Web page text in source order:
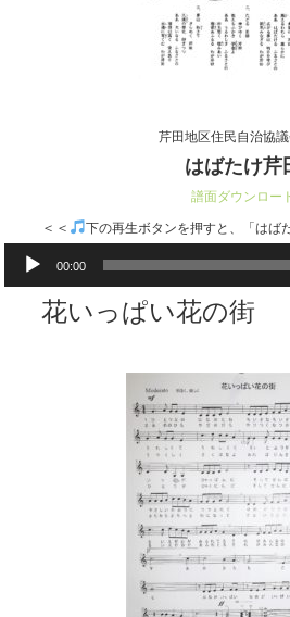
芹田地区住民自治協
はばたけ芹
譜面ダウンロー
＜＜ 下の再生ボタンを押すと、「はば
声
プ
レ
ー
00:00
花いっぱい花の街